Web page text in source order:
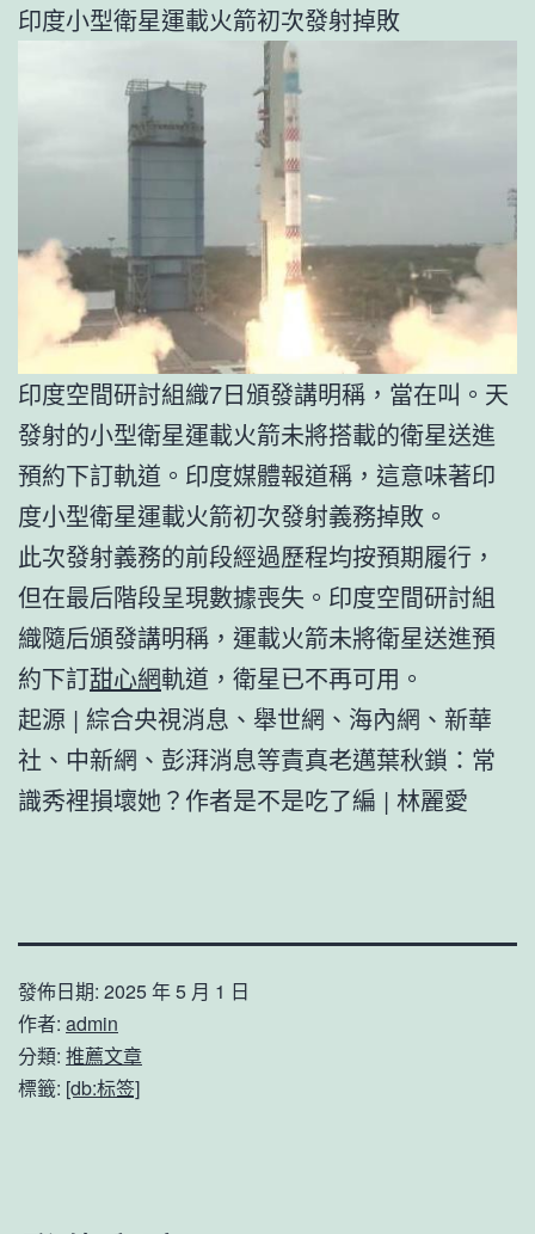
印度小型衛星運載火箭初次發射掉敗
印度空間研討組織7日頒發講明稱，當在叫。天
發射的小型衛星運載火箭未將搭載的衛星送進
預約下訂軌道。印度媒體報道稱，這意味著印
度小型衛星運載火箭初次發射義務掉敗。
此次發射義務的前段經過歷程均按預期履行，
但在最后階段呈現數據喪失。印度空間研討組
織隨后頒發講明稱，運載火箭未將衛星送進預
約下訂甜心網軌道，衛星已不再可用。
起源 | 綜合央視消息、舉世網、海內網、新華
社、中新網、彭湃消息等責真老邁葉秋鎖：常
識秀裡損壞她？作者是不是吃了編 | 林麗愛
發佈日期: 2025 年 5 月 1 日
作者: admin
分類: 推薦文章
標籤: [db:标签]